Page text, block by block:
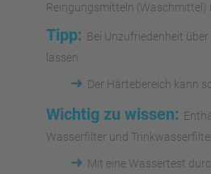
Reingungsmitteln (Waschmittel)
Tipp: Bei Unzufriedenheit
lassen.
➜ Der Härtebereich kann
Wichtig zu wissen:
Wasserfilter und
➜ Mit eine Wassertest